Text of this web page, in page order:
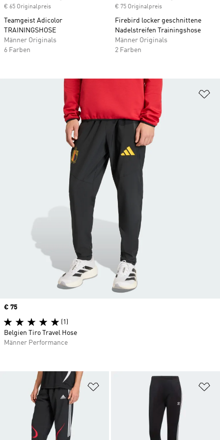
€ 65 Originalpreis
Teamgeist Adicolor
TRAININGSHOSE
Männer Originals
6 Farben
€ 75 Originalpreis
Firebird locker geschnittene
Nadelstreifen Trainingshose
Männer Originals
2 Farben
Zur Wunschliste hinzufügen
Price
€ 75
(1)
Belgien Tiro Travel Hose
Männer Performance